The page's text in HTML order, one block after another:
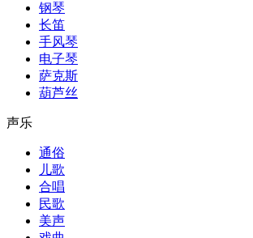
钢琴
长笛
手风琴
电子琴
萨克斯
葫芦丝
声乐
通俗
儿歌
合唱
民歌
美声